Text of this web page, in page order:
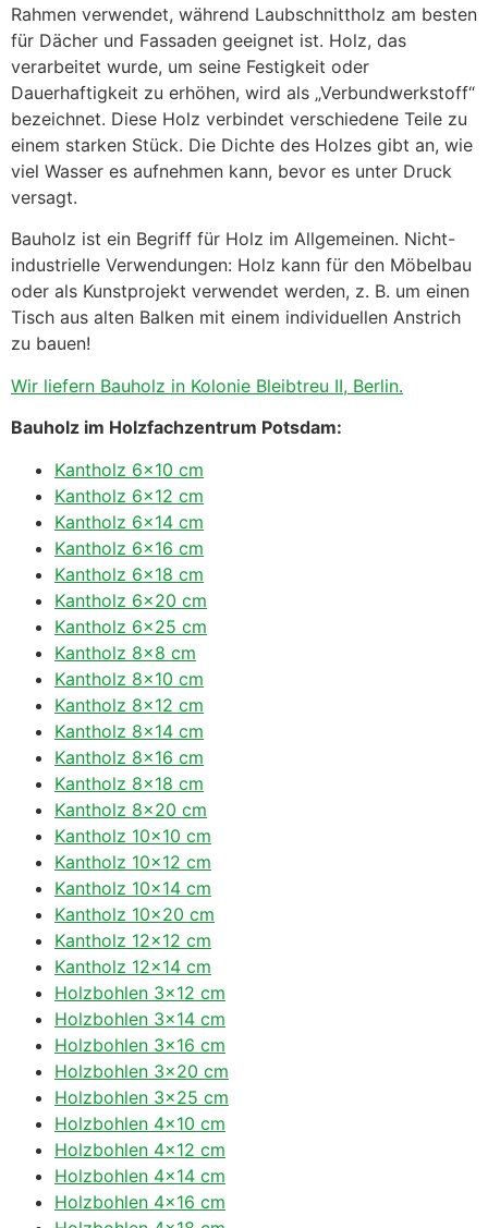
Rahmen verwendet, während Laubschnittholz am besten
für Dächer und Fassaden geeignet ist. Holz, das
verarbeitet wurde, um seine Festigkeit oder
Dauerhaftigkeit zu erhöhen, wird als „Verbundwerkstoff“
bezeichnet. Diese Holz verbindet verschiedene Teile zu
einem starken Stück. Die Dichte des Holzes gibt an, wie
viel Wasser es aufnehmen kann, bevor es unter Druck
versagt.
Bauholz ist ein Begriff für Holz im Allgemeinen. Nicht-
industrielle Verwendungen: Holz kann für den Möbelbau
oder als Kunstprojekt verwendet werden, z. B. um einen
Tisch aus alten Balken mit einem individuellen Anstrich
zu bauen!
Wir liefern Bauholz in Kolonie Bleibtreu II, Berlin.
Bauholz im Holzfachzentrum Potsdam:
Kantholz 6×10 cm
Kantholz 6×12 cm
Kantholz 6×14 cm
Kantholz 6×16 cm
Kantholz 6×18 cm
Kantholz 6×20 cm
Kantholz 6×25 cm
Kantholz 8×8 cm
Kantholz 8×10 cm
Kantholz 8×12 cm
Kantholz 8×14 cm
Kantholz 8×16 cm
Kantholz 8×18 cm
Kantholz 8×20 cm
Kantholz 10×10 cm
Kantholz 10×12 cm
Kantholz 10×14 cm
Kantholz 10×20 cm
Kantholz 12×12 cm
Kantholz 12×14 cm
Holzbohlen 3×12 cm
Holzbohlen 3×14 cm
Holzbohlen 3×16 cm
Holzbohlen 3×20 cm
Holzbohlen 3×25 cm
Holzbohlen 4×10 cm
Holzbohlen 4×12 cm
Holzbohlen 4×14 cm
Holzbohlen 4×16 cm